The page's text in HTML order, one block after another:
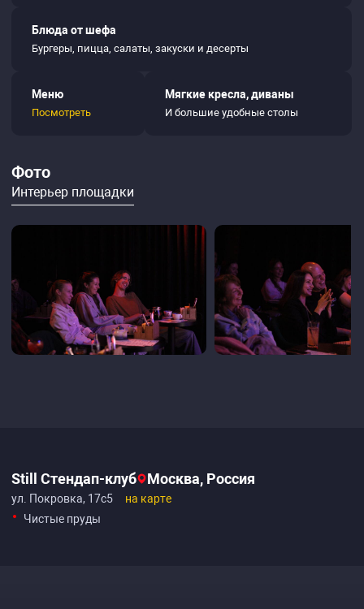
Блюда от шефа
Бургеры, пицца, салаты, закуски и десерты
Меню
Посмотреть
Мягкие кресла, диваны
И большие удобные столы
Фото
Интерьер площадки
Still Стендап-клуб Москва, Россия
ул. Покровка, 17с5
на карте
Чистые пруды